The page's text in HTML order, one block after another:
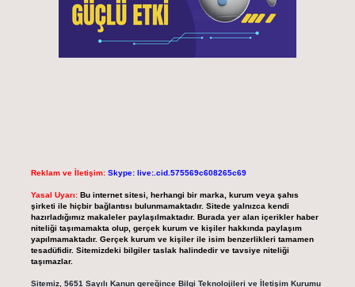
Reklam ve İletişim: Skype: live:.cid.575569c608265c69
Yasal Uyarı: Bu internet sitesi, herhangi bir marka, kurum veya şahıs
şirketi ile hiçbir bağlantısı bulunmamaktadır. Sitede yalnızca kendi
hazırladığımız makaleler paylaşılmaktadır. Burada yer alan içerikler haber
niteliği taşımamakta olup, gerçek kurum ve kişiler hakkında paylaşım
yapılmamaktadır. Gerçek kurum ve kişiler ile isim benzerlikleri tamamen
tesadüfidir. Sitemizdeki bilgiler taslak halindedir ve tavsiye niteliği
taşımazlar.
Sitemiz, 5651 Sayılı Kanun gereğince Bilgi Teknolojileri ve İletişim Kurumu